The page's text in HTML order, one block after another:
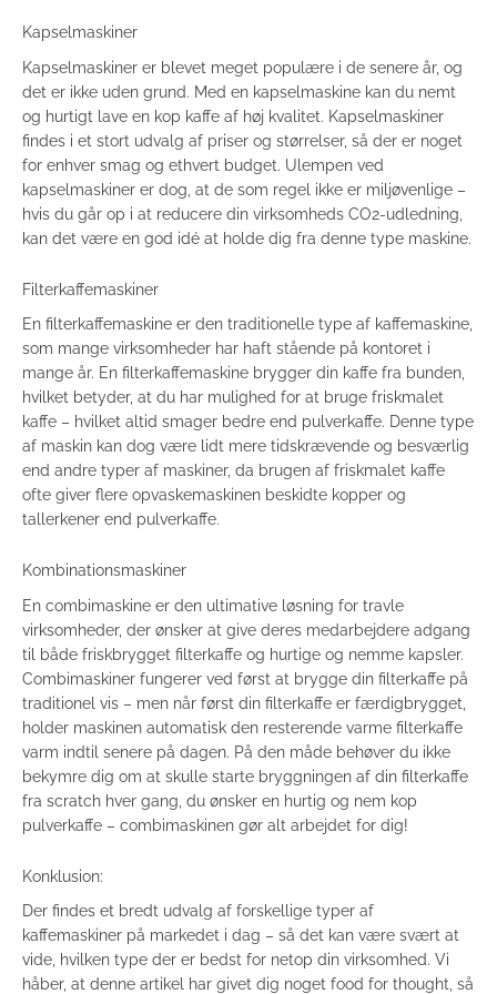
Kapselmaskiner
Kapselmaskiner er blevet meget populære i de senere år, og
det er ikke uden grund. Med en kapselmaskine kan du nemt
og hurtigt lave en kop kaffe af høj kvalitet. Kapselmaskiner
findes i et stort udvalg af priser og størrelser, så der er noget
for enhver smag og ethvert budget. Ulempen ved
kapselmaskiner er dog, at de som regel ikke er miljøvenlige –
hvis du går op i at reducere din virksomheds CO2-udledning,
kan det være en god idé at holde dig fra denne type maskine.
Filterkaffemaskiner
En filterkaffemaskine er den traditionelle type af kaffemaskine,
som mange virksomheder har haft stående på kontoret i
mange år. En filterkaffemaskine brygger din kaffe fra bunden,
hvilket betyder, at du har mulighed for at bruge friskmalet
kaffe – hvilket altid smager bedre end pulverkaffe. Denne type
af maskin kan dog være lidt mere tidskrævende og besværlig
end andre typer af maskiner, da brugen af friskmalet kaffe
ofte giver flere opvaskemaskinen beskidte kopper og
tallerkener end pulverkaffe.
Kombinationsmaskiner
En combimaskine er den ultimative løsning for travle
virksomheder, der ønsker at give deres medarbejdere adgang
til både friskbrygget filterkaffe og hurtige og nemme kapsler.
Combimaskiner fungerer ved først at brygge din filterkaffe på
traditionel vis – men når først din filterkaffe er færdigbrygget,
holder maskinen automatisk den resterende varme filterkaffe
varm indtil senere på dagen. På den måde behøver du ikke
bekymre dig om at skulle starte bryggningen af din filterkaffe
fra scratch hver gang, du ønsker en hurtig og nem kop
pulverkaffe – combimaskinen gør alt arbejdet for dig!
Konklusion:
Der findes et bredt udvalg af forskellige typer af
kaffemaskiner på markedet i dag – så det kan være svært at
vide, hvilken type der er bedst for netop din virksomhed. Vi
håber, at denne artikel har givet dig noget food for thought, så